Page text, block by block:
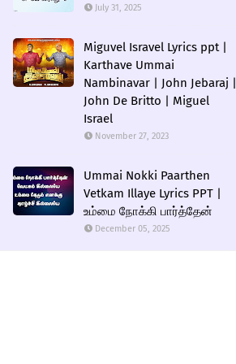
July 31, 2025
Miguvel Isravel Lyrics ppt |
Karthave Ummai
Nambinavar | John Jebaraj |
John De Britto | Miguel
Israel
November 27, 2023
Ummai Nokki Paarthen
Vetkam Illaye Lyrics PPT |
உம்மை நோக்கி பார்த்தேன்
December 05, 2025